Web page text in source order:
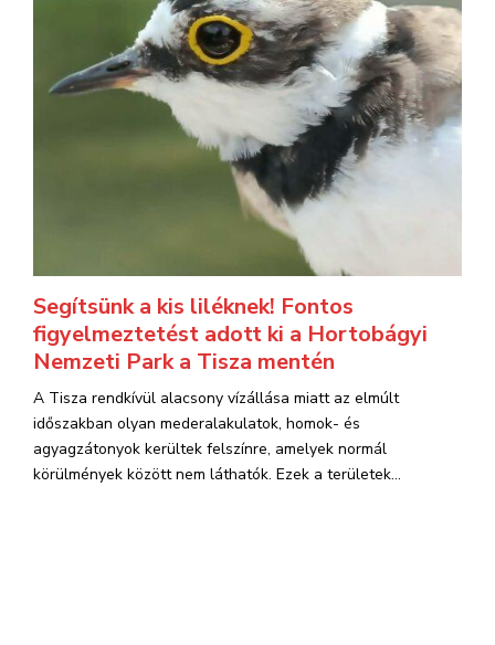
Segítsünk a kis liléknek! Fontos
figyelmeztetést adott ki a Hortobágyi
Nemzeti Park a Tisza mentén
A Tisza rendkívül alacsony vízállása miatt az elmúlt
időszakban olyan mederalakulatok, homok- és
agyagzátonyok kerültek felszínre, amelyek normál
körülmények között nem láthatók. Ezek a területek...